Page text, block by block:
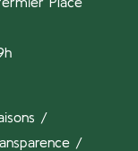
/
/